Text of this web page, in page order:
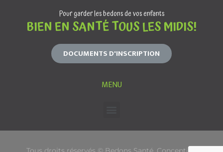
Pour garder les bedons de vos enfants
BIEN EN SANTÉ TOUS LES MIDIS!
DOCUMENTS D'INSCRIPTION
MENU